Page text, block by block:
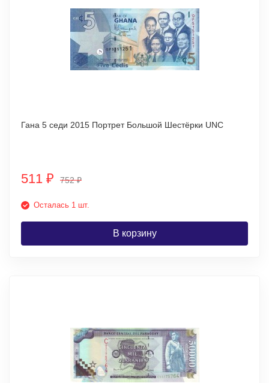
Гана 5 седи 2015 Портрет Большой Шестёрки UNC
511 ₽ 752₽
Осталась 1 шт.
В корзину